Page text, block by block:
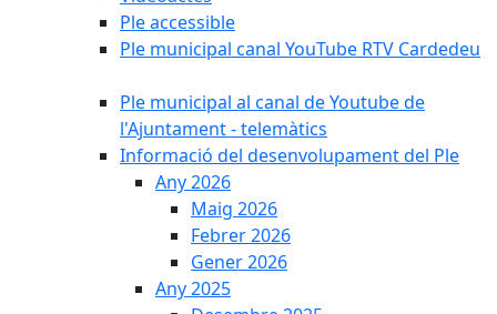
Ple accessible
Ple municipal canal YouTube RTV Cardedeu
Ple municipal al canal de Youtube de
l'Ajuntament - telemàtics
Informació del desenvolupament del Ple
Any 2026
Maig 2026
Febrer 2026
Gener 2026
Any 2025